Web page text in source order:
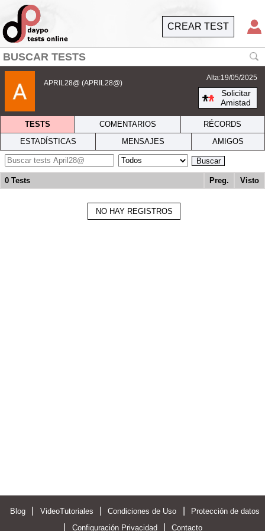
CREAR TEST
APRIL28@ (APRIL28@)
Alta:19/05/2025
Solicitar
Amistad
TESTS COMENTARIOS
RÉCORDS
ESTADÍSTICAS
MENSAJES AMIGOS
Buscar
0 Tests Preg. Visto
NO HAY REGISTROS
Blog VideoTutoriales Condiciones de Uso Protección de datos
Configuración Privacidad Contacto